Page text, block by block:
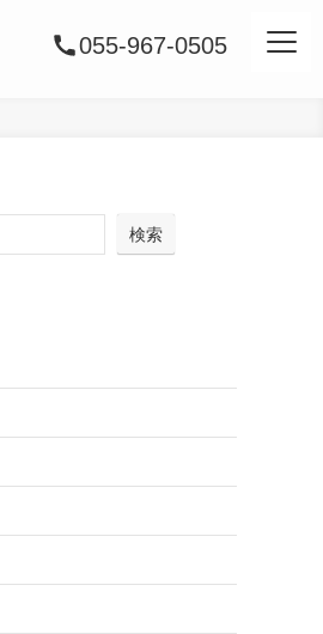
検索
055-967-0505